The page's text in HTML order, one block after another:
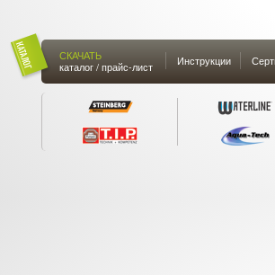
СКАЧАТЬ
каталог / прайс-лист
Инструкции